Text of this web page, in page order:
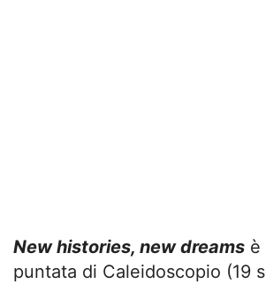
New histories, new dreams è
puntata di Caleidoscopio (19